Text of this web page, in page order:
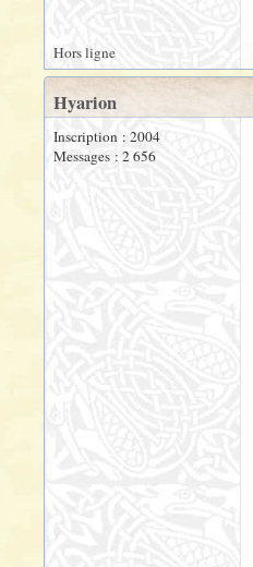
Hors ligne
Hyarion
Inscription : 2004
Messages : 2 656